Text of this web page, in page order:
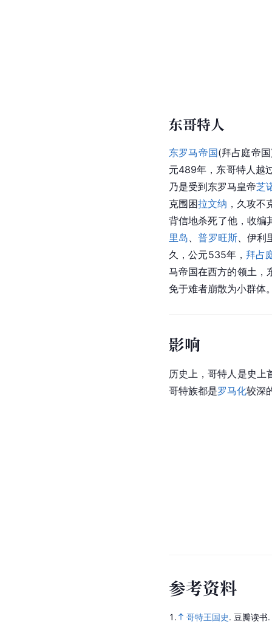
东哥特人
东罗马帝国(拜占庭帝国
元489年，东哥特人越
乃是受到东罗马皇帝芝
克围困拉文纳 ，久攻不
背信地杀死了他，收编
里岛 、普罗旺斯、伊利
久，公元535年， 拜占
马帝国在西方的领土，
免于难者崩散为小群体
影响
历史上，哥特人是史上
哥特族都是罗马化较深
参考资料
1. 哥特王国史. 豆瓣读书.